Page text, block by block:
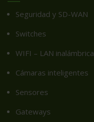
Seguridad y SD-WAN
Switches
WIFI – LAN inalámbrica
Cámaras inteligentes
Sensores
Gateways